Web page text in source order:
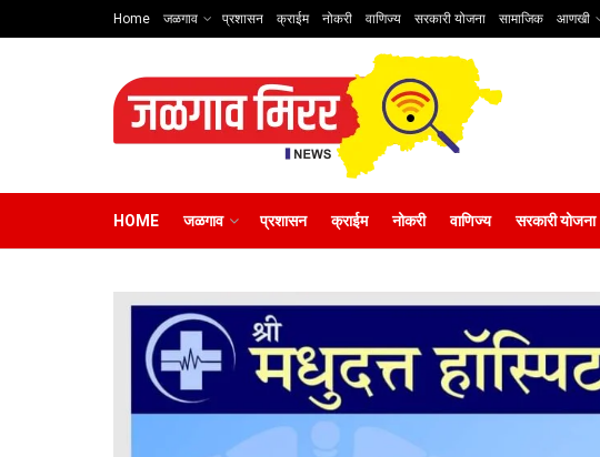
Home जळगाव प्रशासन क्राईम नोकरी वाणिज्य सरकारी योजना सामाजिक आणखी
HOME जळगाव प्रशासन क्राईम नोकरी वाणिज्य सरकारी योजना